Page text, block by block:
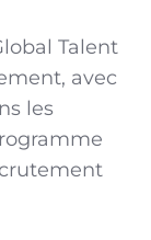
Talent
avec
les